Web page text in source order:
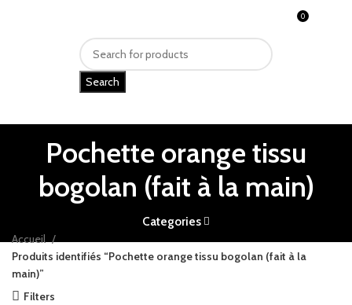
0
Search
Pochette orange tissu
bogolan (fait à la main)
Categories
Accueil
Produits identifiés “Pochette orange tissu bogolan (fait à la
main)”
Filters